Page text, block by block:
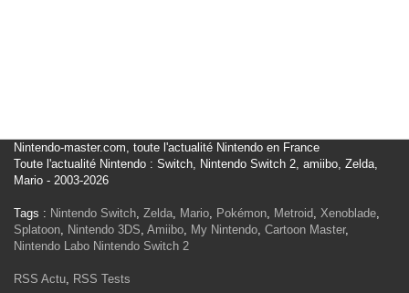
Nintendo-master.com, toute l'actualité Nintendo en France
Toute l'actualité Nintendo : Switch, Nintendo Switch 2, amiibo, Zelda,
Mario - 2003-2026
Tags : Nintendo Switch, Zelda, Mario, Pokémon, Metroid, Xenoblade,
Splatoon, Nintendo 3DS, Amiibo, My Nintendo, Cartoon Master,
Nintendo Labo Nintendo Switch 2
RSS Actu, RSS Tests